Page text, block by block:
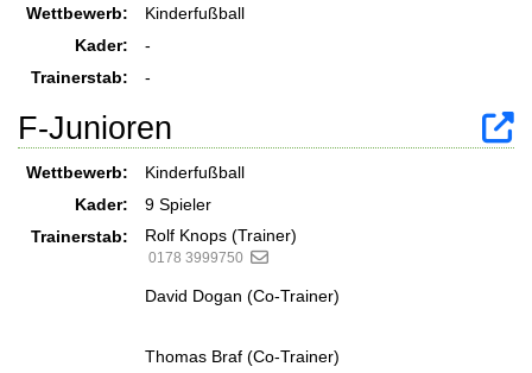
Wettbewerb:
Kinderfußball
Kader:
-
Trainerstab:
-
F-Junioren
Wettbewerb:
Kinderfußball
Kader:
9 Spieler
Trainerstab:
Rolf Knops (Trainer)
0178 3999750
David Dogan (Co-Trainer)
Thomas Braf (Co-Trainer)